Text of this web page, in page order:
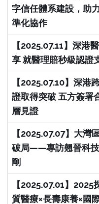
字信任體系建設，助
準化協作
【2025.07.11】深港
享 就醫理賠秒級認證
【2025.07.10】深港
證取得突破 五方簽署
層見證
【2025.07.07】大灣
破局——專訪翹晉科
剛
【2025.07.01】2025
質醫療×長壽康養×國